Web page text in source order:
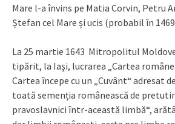
Mare l-a învins pe Matia Corvin, Petru
Ștefan cel Mare și ucis (probabil în
La 25 martie 1643 Mitropolitul
tipărit, la Iaşi, lucrarea „Cartea
Cartea începe cu un „Cuvânt“ adresat
toată semenția românească de
pravoslavnici într-această limbă“,